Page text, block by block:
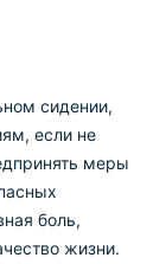
сидении,
если не
меры
боль,
жизни.